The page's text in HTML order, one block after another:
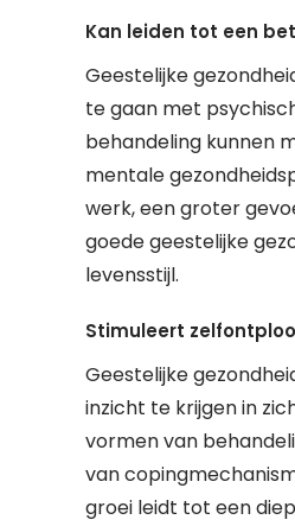
Kan leiden tot een
Geestelijke
te gaan met
behandeling kunnen
mentale
werk, een groter
goede geestelijke
levensstijl.
Stimuleert
Geestelijke
inzicht te krijgen in
vormen van
van
groei leidt tot een